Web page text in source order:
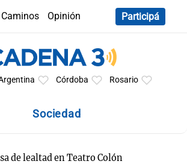
Caminos
Opinión
Participá
Córdoba Rosario
Sociedad
de lealtad en Teatro Colón